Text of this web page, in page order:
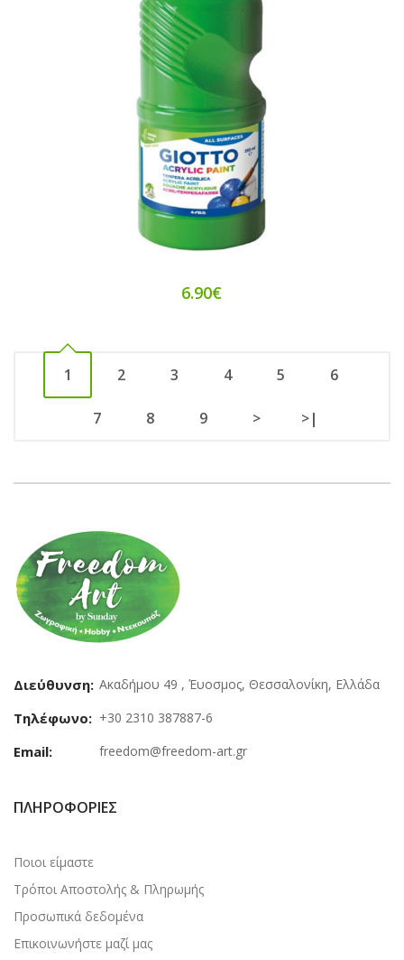
6.90€
1 2 3 4 5 6
7 8 9 > >|
Διεύθυνση: Ακαδήμου 49 , Έυοσμος, Θεσσαλονίκη, Ελλάδα
Τηλέφωνο: +30 2310 387887-6
Email: freedom@freedom-art.gr
ΠΛΗΡΟΦΟΡΊΕΣ
Ποιοι είμαστε
Τρόποι Αποστολής & Πληρωμής
Προσωπικά δεδομένα
Επικοινωνήστε μαζί μας